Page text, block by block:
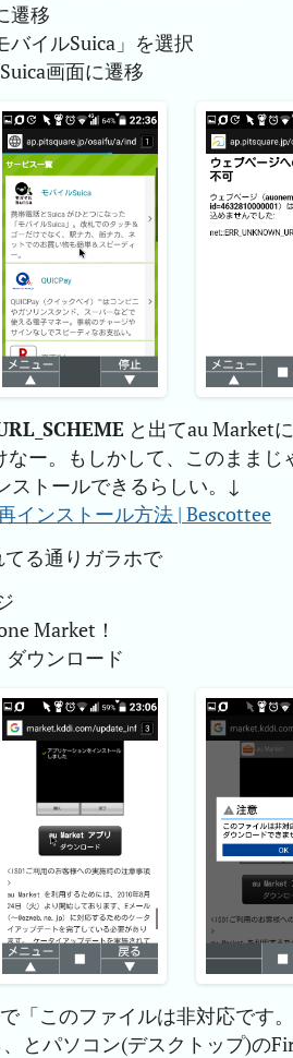
遷移
バイルSuica」を選択
画面に遷移
と出てau Market
ー。もしかして、このままじ
ストールできるらしい。↓
インストール方法 | Bescottee
る通りガラホで
Market！
ウンロード
「このファイルは非対応です
とパソコン(デスクトップ)の